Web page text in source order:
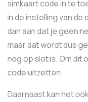
simkaart code in te
in de instelling van
dan aan dat je geen
maar dat wordt dus
nog op slot is. Om dit
code uitzetten.
Daarnaast kan het